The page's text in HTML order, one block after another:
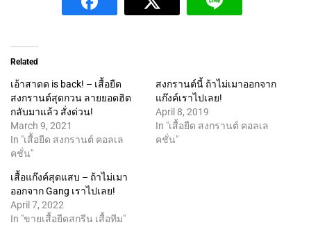
Related
เอ้าสาดด is back! – เสื้อยืด
สงกรานต์สุดกวน ลายยอดฮิต
กลับมาแล้ว สั่งด่วน!
March 9, 2021
In "เสื้อยืด สงกรานต์ คอลเล
คชั่น"
สงกรานต์นี้ ถ้าไม่เมาออกจาก
แก๊งค์เราไปเลย!
April 8, 2019
In "เสื้อยืด สงกรานต์ คอลเล
คชั่น"
เสื้อแก๊งค์สุดแสบ – ถ้าไม่เมา
ออกจาก Gang เราไปเลย!
April 7, 2022
In "ขายเสื้อยืดสกรีน เสื้อทีม"